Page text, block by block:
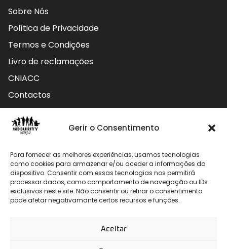
Gerir o Consentimento
Para fornecer as melhores experiências, usamos tecnologias
como cookies para armazenar e/ou aceder a informações do
dispositivo. Consentir com essas tecnologias nos permitirá
processar dados, como comportamento de navegação ou IDs
exclusivos neste site. Não consentir ou retirar o consentimento
pode afetar negativamante certos recursos e funções.
Aceitar
Sobre Nós
Política de Privacidade
Termos e Condições
Livro de reclamações
CNIACC
Contactos
Contactos
912 009 740 (Chamada para rede móvel nacional)
geral@securityworld.pt